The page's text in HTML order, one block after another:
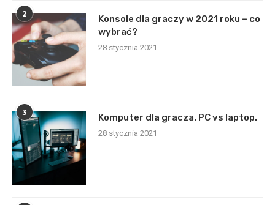
2
Konsole dla graczy w 2021 roku – co
wybrać?
28 stycznia 2021
3
Komputer dla gracza. PC vs laptop.
28 stycznia 2021